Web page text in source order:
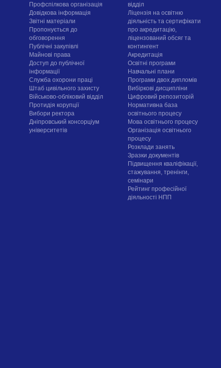
Профспілкова організація
Довідкова інформація
Звітні матеріали
Пропонується до
обговорення
Публічні закупівлі
Майнові права
Доступ до публічної
інформації
Служба охорони праці
Штаб цивільного захисту
Військово-обліковий відділ
Протидія корупції
Вибори ректора
Дніпровський консорціум
університетів
відділ
Ліцензія на освітню
діяльність та сертифікати
про акредитацію,
ліцензований обсяг та
контингент
Акредитація
Освітні програми
Навчальні плани
Програми двох дипломів
Вибіркові дисципліни
Цифровий репозиторій
Нормативна база
освітнього процесу
Мова освітнього процесу
Організація освітнього
процесу
Розклади занять
Зразки документів
Підвищення кваліфікації,
стажування, тренінги,
семінари
Рейтинг професійної
діяльності НПП